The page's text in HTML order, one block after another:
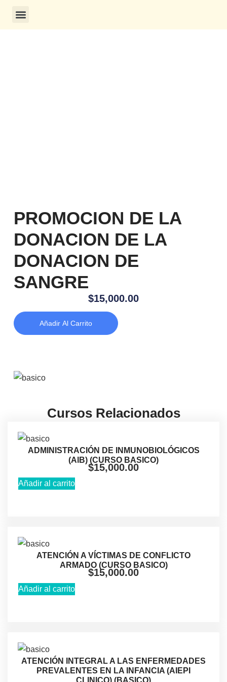
PROMOCION DE LA
DONACION DE LA
DONACION DE
SANGRE
$15,000.00
Añadir Al Carrito
Cursos Relacionados
ADMINISTRACIÓN DE INMUNOBIOLÓGICOS
(AlB) (CURSO BASICO)
$15,000.00
Añadir al carrito
ATENCIÓN A VÍCTIMAS DE CONFLICTO
ARMADO (CURSO BASICO)
$15,000.00
Añadir al carrito
ATENCIÓN INTEGRAL A LAS ENFERMEDADES
PREVALENTES EN LA INFANCIA (AIEPI
CLINICO) (BASICO)